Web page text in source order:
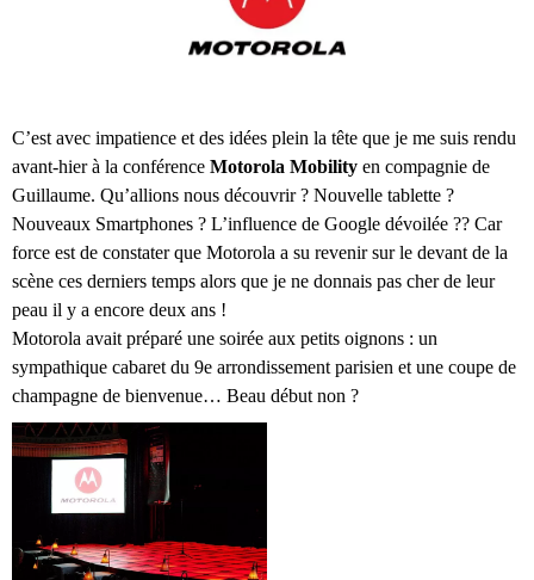
C’est avec impatience et des idées plein la tête que je me suis rendu
avant-hier à la conférence Motorola Mobility en compagnie de
Guillaume. Qu’allions nous découvrir ? Nouvelle tablette ?
Nouveaux Smartphones ? L’influence de Google dévoilée ?? Car
force est de constater que Motorola a su revenir sur le devant de la
scène ces derniers temps alors que je ne donnais pas cher de leur
peau il y a encore deux ans !
Motorola avait préparé une soirée aux petits oignons : un
sympathique cabaret du 9e arrondissement parisien et une coupe de
champagne de bienvenue… Beau début non ?